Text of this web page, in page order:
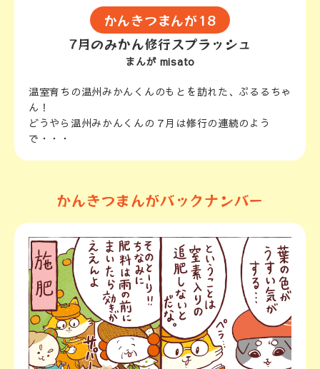
かんきつまんが18
7月のみかん修行スプラッシュ
まんが misato
温室育ちの温州みかんくんのもとを訪れた、ぷるるちゃ
ん！
どうやら温州みかんくんの７月は修行の連続のよう
で・・・
かんきつまんがバックナンバー